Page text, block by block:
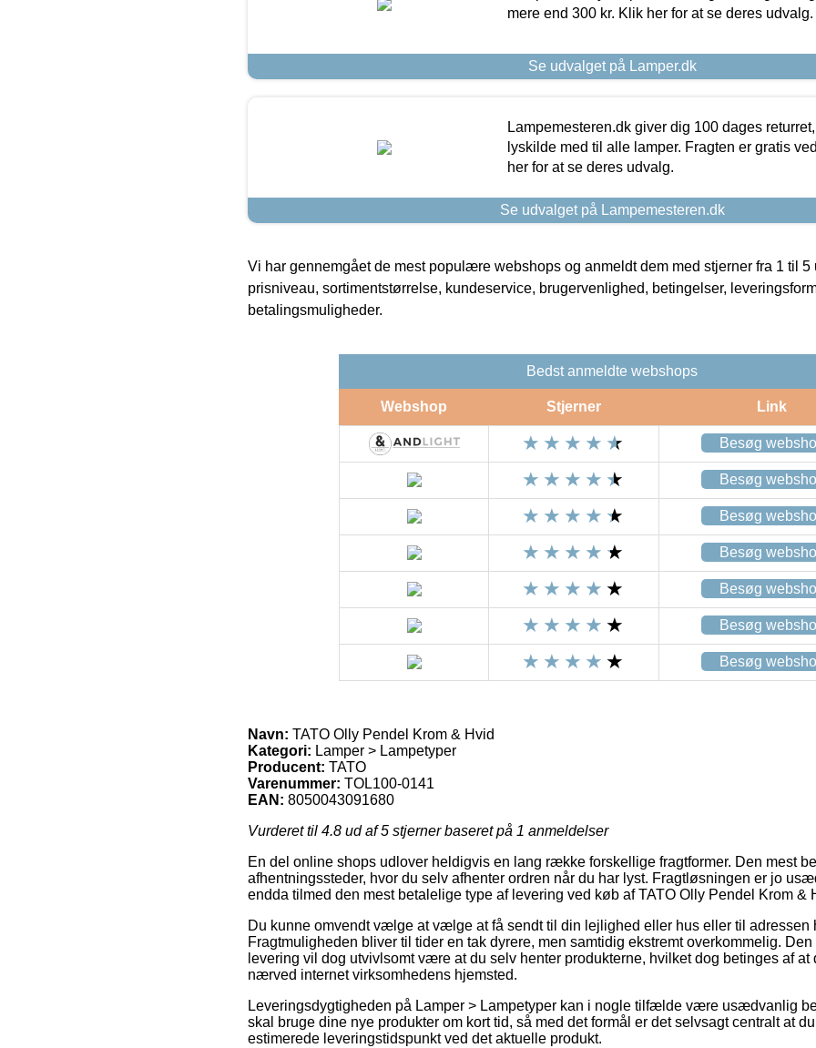
mere end 300 kr. Klik her for at se deres udvalg.
Se udvalget på Lamper.dk
Lampemesteren.dk giver dig 100 dages
lyskilde med til alle lamper. Fragten er gratis
her for at se deres udvalg.
Se udvalget på Lampemesteren.dk
Vi har gennemgået de mest populære webshops og anmeldt dem med stjerner fra 1 til 5
prisniveau, sortimentstørrelse, kundeservice, brugervenlighed, betingelser,
betalingsmuligheder.
Bedst anmeldte webshops
Webshop Stjerner Link
Besøg
Besøg
Besøg
Besøg
Besøg
Besøg
Besøg
Navn: TATO Olly Pendel Krom & Hvid
Kategori: Lamper > Lampetyper
Producent: TATO
Varenummer: TOL100-0141
EAN: 8050043091680
Vurderet til 4.8 ud af 5 stjerner baseret på 1 anmeldelser
En del online shops udlover heldigvis en lang række forskellige fragtformer. Den mest
afhentningssteder, hvor du selv afhenter ordren når du har lyst. Fragtløsningen er jo
endda tilmed den mest betalelige type af levering ved køb af TATO Olly Pendel Krom &
Du kunne omvendt vælge at vælge at få sendt til din lejlighed eller hus eller til adressen
Fragtmuligheden bliver til tider en tak dyrere, men samtidig ekstremt overkommelig.
levering vil dog utvivlsomt være at du selv henter produkterne, hvilket dog betinges af at
nærved internet virksomhedens hjemsted.
Leveringsdygtigheden på Lamper > Lampetyper kan i nogle tilfælde være usædvanlig
skal bruge dine nye produkter om kort tid, så med det formål er det selvsagt centralt at
estimerede leveringstidspunkt ved det aktuelle produkt.